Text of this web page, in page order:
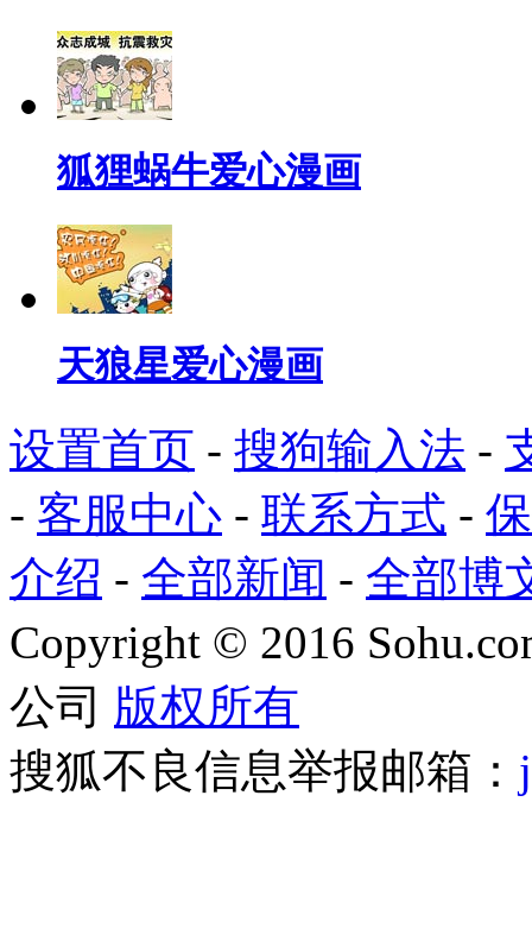
狐狸蜗牛爱心漫画
天狼星爱心漫画
设置首页 - 搜狗输入法 -
- 客服中心 - 联系方式 -
介绍 - 全部新闻 - 全部博
Copyright © 2016
公司 版权所有
搜狐不良信息举报邮箱：